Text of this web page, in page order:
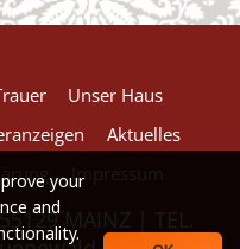
your
and
powered by WPCookiePro
Unser Haus
Aktuelles
Impressum
MAINZ | TEL.